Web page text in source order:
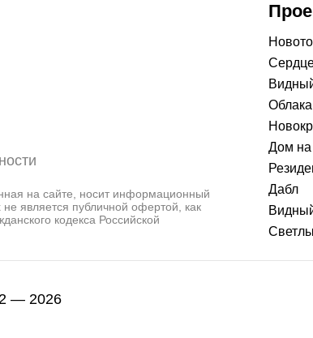
на сайте, носит информационный
является публичной офертой, как
кодекса Российской
Дом на
Дабл
— 2026